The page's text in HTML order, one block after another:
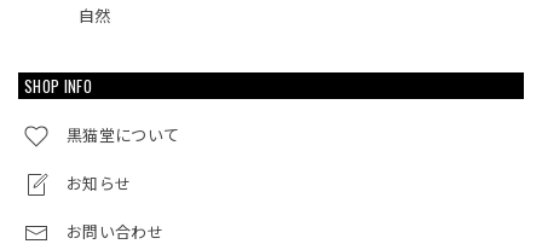
自然
SHOP INFO
黒猫堂について
お知らせ
お問い合わせ